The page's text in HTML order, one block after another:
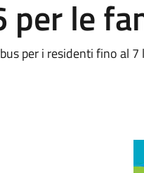
le
per i residenti fino al 7